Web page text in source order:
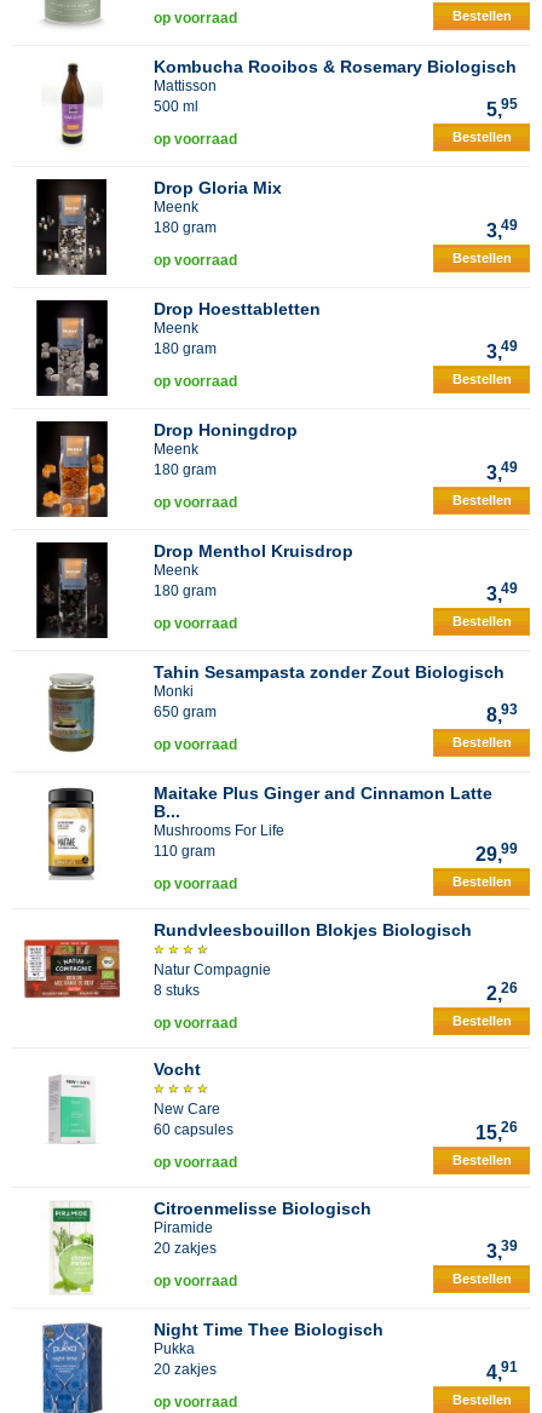
op voorraad Bestellen
Kombucha Rooibos & Rosemary Biologisch
Mattisson
500 ml
5,95
op voorraad Bestellen
Drop Gloria Mix
Meenk
180 gram
3,49
op voorraad Bestellen
Drop Hoesttabletten
Meenk
180 gram
3,49
op voorraad Bestellen
Drop Honingdrop
Meenk
180 gram
3,49
op voorraad Bestellen
Drop Menthol Kruisdrop
Meenk
180 gram
3,49
op voorraad Bestellen
Tahin Sesampasta zonder Zout Biologisch
Monki
650 gram
8,93
op voorraad Bestellen
Maitake Plus Ginger and Cinnamon Latte
B...
Mushrooms For Life
110 gram
29,99
op voorraad Bestellen
Rundvleesbouillon Blokjes Biologisch
Natur Compagnie
8 stuks
2,26
op voorraad Bestellen
Vocht
New Care
60 capsules
15,26
op voorraad Bestellen
Citroenmelisse Biologisch
Piramide
20 zakjes
3,39
op voorraad Bestellen
Night Time Thee Biologisch
Pukka
20 zakjes
4,91
op voorraad Bestellen